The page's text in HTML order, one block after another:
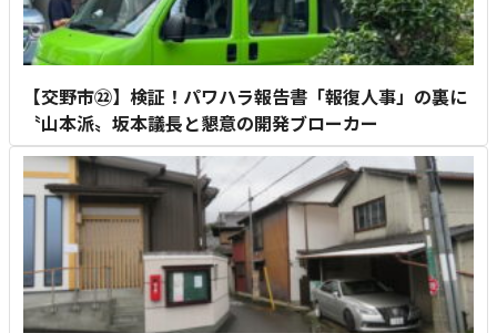
【交野市㉒】検証！パワハラ報告書「報復人事」の裏に
〝山本派〟坂本議長と懇意の開発ブローカー